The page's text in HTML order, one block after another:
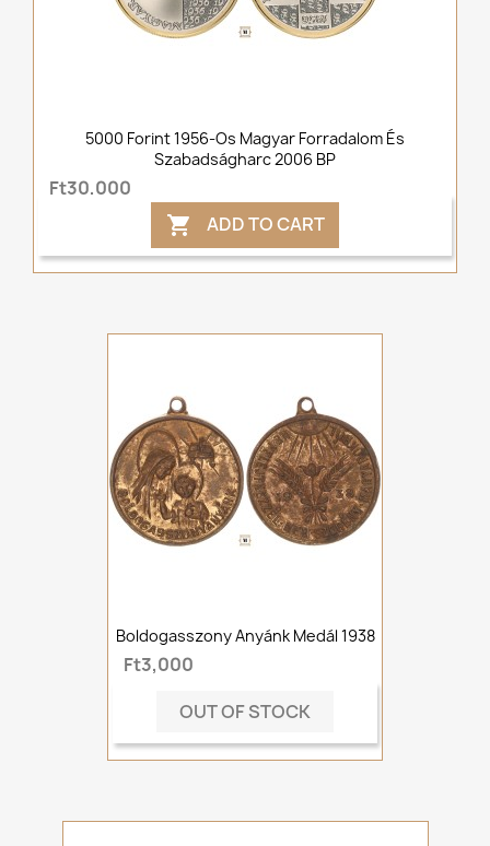
5000 Forint 1956-Os Magyar Forradalom És
Szabadságharc 2006 BP
Ft30,000
 ADD TO CART
Boldogasszony Anyánk Medál 1938
Ft3,000
OUT OF STOCK